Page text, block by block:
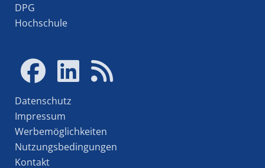
DPG
Hochschule
Datenschutz
Impressum
Werbemöglichkeiten
Nutzungsbedingungen
Kontakt